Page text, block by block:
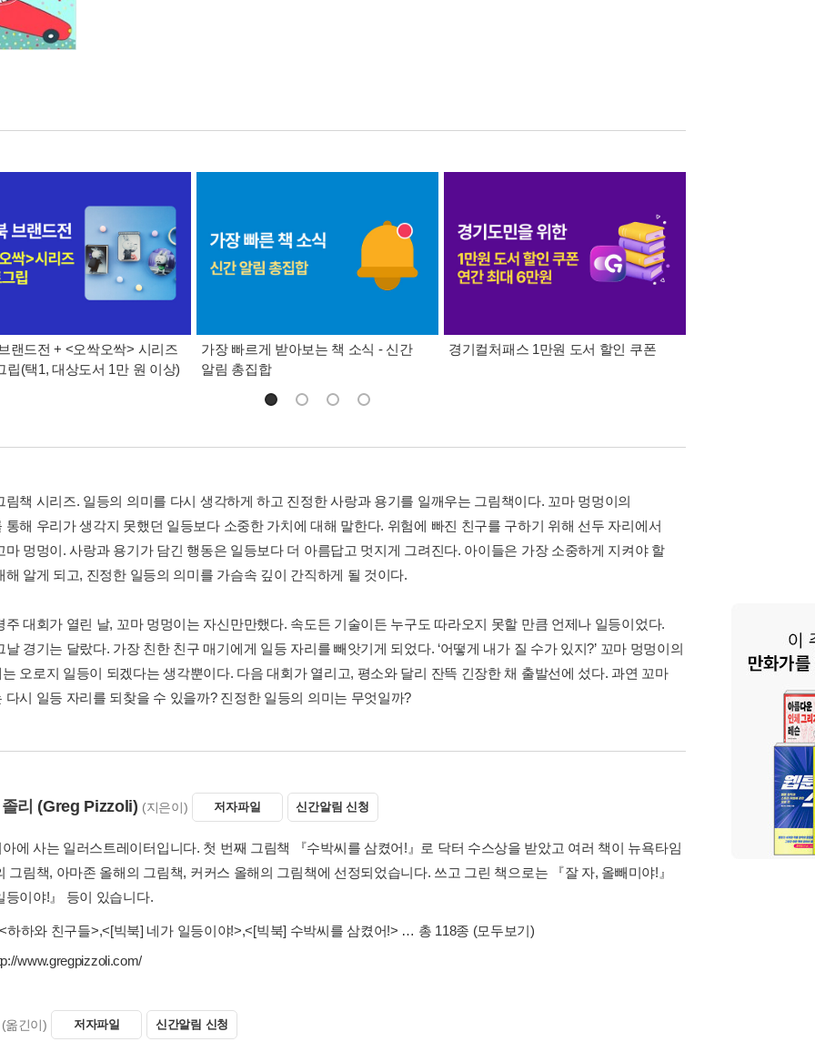
랜드전 + <오싹오싹> 시리즈
립(택1, 대상도서 1만 원 이상)
가장 빠르게 받아보는 책 소식 - 신간
알림 총집합
경기컬처패스 1만원 도서 할인 쿠폰
림책 시리즈. 일등의 의미를 다시 생각하게 하고 진정한 사랑과 용기를 일깨우는 그림책이다. 꼬마 멍멍이의
통해 우리가 생각지 못했던 일등보다 소중한 가치에 대해 말한다. 위험에 빠진 친구를 구하기 위해 선두 자리에서
마 멍멍이. 사랑과 용기가 담긴 행동은 일등보다 더 아름답고 멋지게 그려진다. 아이들은 가장 소중하게 지켜야 할
해 알게 되고, 진정한 일등의 의미를 가슴속 깊이 간직하게 될 것이다.
주 대회가 열린 날, 꼬마 멍멍이는 자신만만했다. 속도든 기술이든 누구도 따라오지 못할 만큼 언제나 일등이었다.
날 경기는 달랐다. 가장 친한 친구 매기에게 일등 자리를 빼앗기게 되었다. ‘어떻게 내가 질 수가 있지?’ 꼬마 멍멍이의
오로지 일등이 되겠다는 생각뿐이다. 다음 대회가 열리고, 평소와 달리 잔뜩 긴장한 채 출발선에 섰다. 과연 꼬마
다시 일등 자리를 되찾을 수 있을까? 진정한 일등의 의미는 무엇일까?
리 (Greg Pizzoli) (지은이) 저자파일 신간알림 신청
에 사는 일러스트레이터입니다. 첫 번째 그림책 『수박씨를 삼켰어!』로 닥터 수스상을 받았고 여러 책이 뉴욕타임
그림책, 아마존 올해의 그림책, 커커스 올해의 그림책에 선정되었습니다. 쓰고 그린 책으로는 『잘 자, 올빼미야!』
등이야!』 등이 있습니다.
<하하와 친구들>,<[빅북] 네가 일등이야!>,<[빅북] 수박씨를 삼켰어!> … 총 118종 (모두보기)
www.gregpizzoli.com/
(옮긴이) 저자파일 신간알림 신청